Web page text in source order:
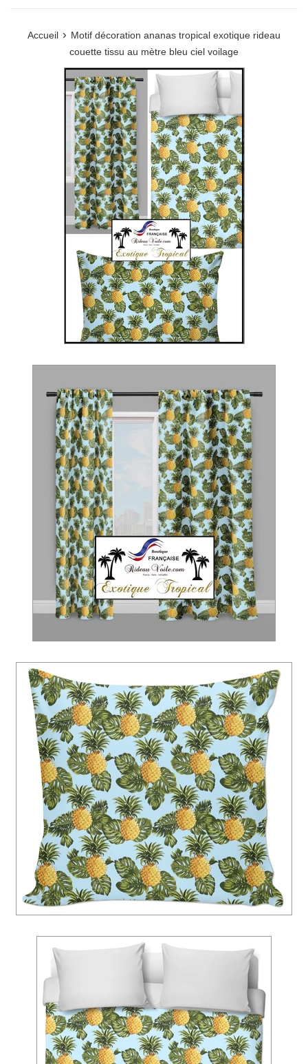
Accueil › Motif décoration ananas tropical exotique rideau
couette tissu au mètre bleu ciel voilage